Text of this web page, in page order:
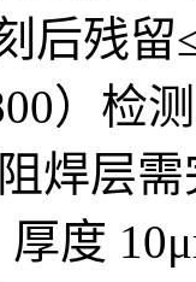
后残
）检
焊层
厚度